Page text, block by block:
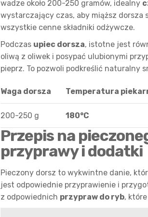
wadze około 200-250 gramów, idealny
wystarczający czas, aby miąższ dorsza
wszystkie cenne składniki odżywcze.
Podczas upiec dorsza, istotne jest
oliwą z oliwek i posypać ulubionymi
pieprz. To pozwoli podkreślić naturalny
Waga dorsza Temperatura
200-250 g 180°C
Przepis na
przyprawy i dodatki
Pieczony dorsz to wykwintne danie,
jest odpowiednie przyprawienie i
z odpowiednich przypraw do ryb,